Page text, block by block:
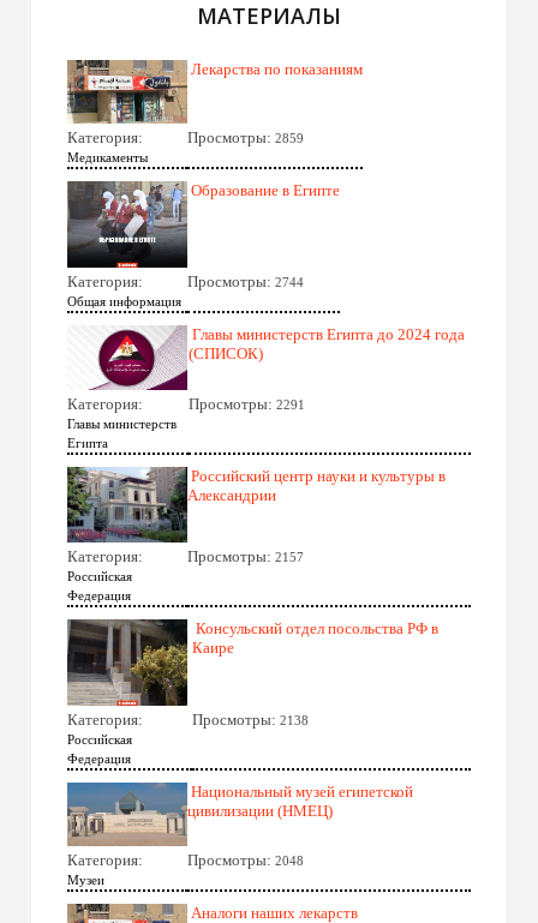
МАТЕРИАЛЫ
Лекарства по показаниям
Категория:
Медикаменты
Просмотры: 2859
Образование в Египте
Категория:
Общая информация
Просмотры: 2744
Главы министерств Египта до 2024 года
(СПИСОК)
Категория:
Главы министерств
Египта
Просмотры: 2291
Российский центр науки и культуры в
Александрии
Категория:
Российская
Федерация
Просмотры: 2157
Консульский отдел посольства РФ в
Каире
Категория:
Российская
Федерация
Просмотры: 2138
Национальный музей египетской
цивилизации (НМЕЦ)
Категория:
Музеи
Просмотры: 2048
Аналоги наших лекарств